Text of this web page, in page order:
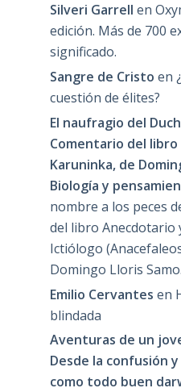
Silveri Garrell en
edición. Más de 700
significado.
Sangre de Cristo en
cuestión de élites?
El naufragio del
Comentario del libro
Karuninka, de
Biología y
nombre a los peces
del libro Anecdotario
Ictiólogo
Domingo Lloris Samo.
Emilio Cervantes en
blindada
Aventuras de un
Desde la confusión
como todo buen